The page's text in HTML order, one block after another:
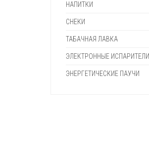
НАПИТКИ
СНЕКИ
ТАБАЧНАЯ ЛАВКА
ЭЛЕКТРОННЫЕ ИСПАРИТЕЛИ
ЭНЕРГЕТИЧЕСКИЕ ПАУЧИ